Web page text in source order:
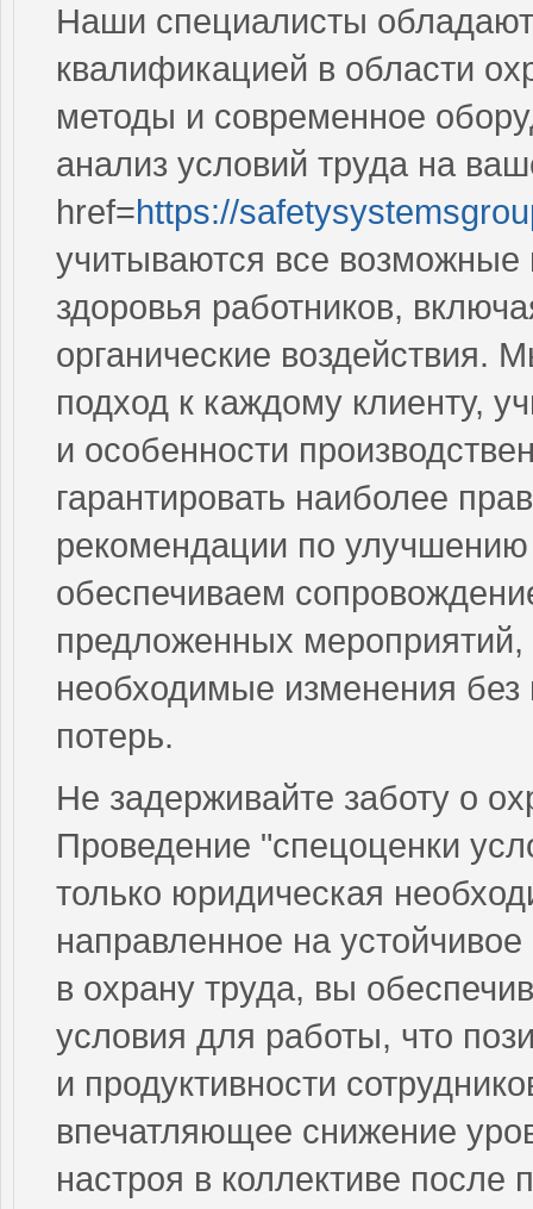
Наши специалисты
квалификацией в области
методы и современное
анализ условий труда на
href=https://
учитываются все
здоровья работников,
органические воздействия.
подход к каждому клиенту,
и особенности
гарантировать наиболее
рекомендации по
обеспечиваем
предложенных мероприятий,
необходимые изменения
потерь.
Не задерживайте заботу о
Проведение "спецоценки
только юридическая
направленное на
в охрану труда, вы
условия для работы, что
и продуктивности
впечатляющее снижение
настроя в коллективе